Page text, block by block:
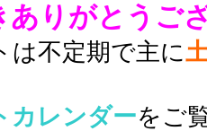
ありがとうご
は不定期で主に
カレンダーをご